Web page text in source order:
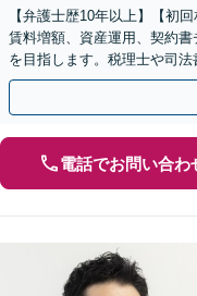
【弁護士歴10年以上】【初
賃料増額、資産運用、契約
を目指します。税理士や司
も連携【休日・夜間相談可
電話でお問い合わ